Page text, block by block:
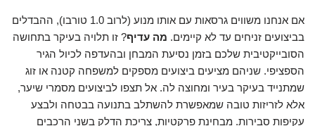
אם אנחנו משווים גרסאות עם אותו מנוע (לרוב 1.0 טורבו), ההבדלים
בביצועים זניחים עד לא קיימים. מה עדיף? זו תלויה בעיקר בתחושה
הסובייקטיבית שלכם בזמן נסיעת המבחן ובהעדפה לכיול הגיר
הספציפי. שניהם מציעים ביצועים מספקים למשפחה קטנה או זוג
שמתנייד בעיקר בעיר ומחוצה לה. אל תצפו לביצועים מסמרי שיער,
אלא לזריזות טובה שמאפשרת להשתלב בתנועה בבטחה ולבצע
עקיפות סבירות. מבחינת פרקטיות, צריכת הדלק בשני הרכבים